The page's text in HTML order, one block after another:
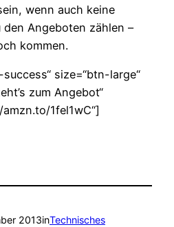
wenn auch keine
Angeboten zählen –
kommen.
size=“btn-large“
zum Angebot“
1fel1wC“]
2013inTechnisches